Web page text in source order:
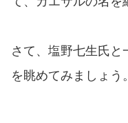
さて、塩野七生氏
を眺めてみましょう。